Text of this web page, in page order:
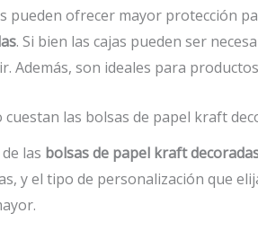
pueden ofrecer mayor protección
. Si bien las cajas pueden ser
Además, son ideales para
cuestan las bolsas de papel kraft
las bolsas de papel kraft
y el tipo de personalización que